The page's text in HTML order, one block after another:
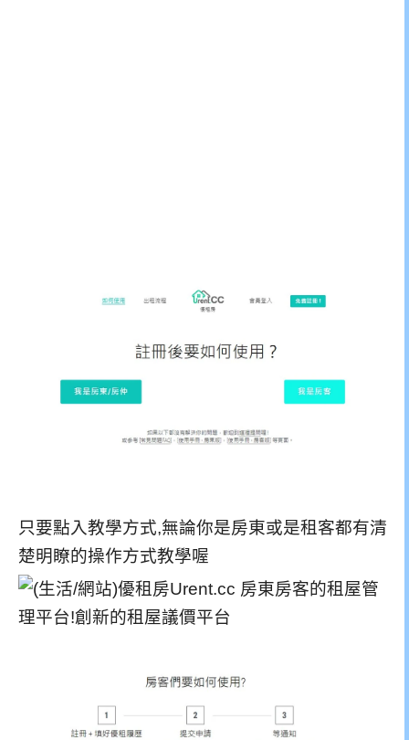
只要點入教學方式,無論你是房東或是租客都有清
楚明瞭的操作方式教學喔